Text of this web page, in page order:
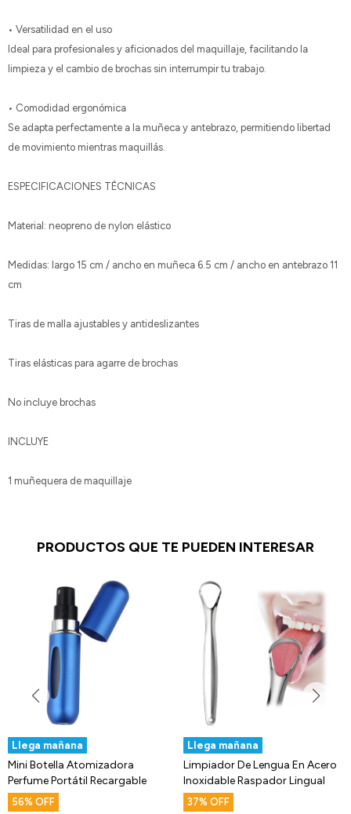
• Versatilidad en el uso
Ideal para profesionales y aficionados del maquillaje, facilitando la
limpieza y el cambio de brochas sin interrumpir tu trabajo.
• Comodidad ergonómica
Se adapta perfectamente a la muñeca y antebrazo, permitiendo libertad
de movimiento mientras maquillás.
ESPECIFICACIONES TÉCNICAS
Material: neopreno de nylon elástico
Medidas: largo 15 cm / ancho en muñeca 6.5 cm / ancho en antebrazo 11
cm
Tiras de malla ajustables y antideslizantes
Tiras elásticas para agarre de brochas
No incluye brochas
INCLUYE
1 muñequera de maquillaje
PRODUCTOS QUE TE PUEDEN INTERESAR
Llega mañana
Mini Botella Atomizadora
Perfume Portátil Recargable
56
Llega mañana
Limpiador De Lengua En Acero
Inoxidable Raspador Lingual
37